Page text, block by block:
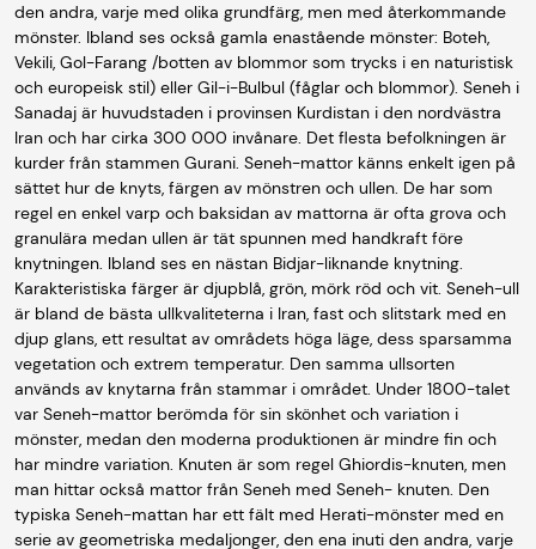
den andra, varje med olika grundfärg, men med återkommande
mönster. Ibland ses också gamla enastående mönster: Boteh,
Vekili, Gol-Farang /botten av blommor som trycks i en naturistisk
och europeisk stil) eller Gil-i-Bulbul (fåglar och blommor). Seneh i
Sanadaj är huvudstaden i provinsen Kurdistan i den nordvästra
Iran och har cirka 300 000 invånare. Det flesta befolkningen är
kurder från stammen Gurani. Seneh-mattor känns enkelt igen på
sättet hur de knyts, färgen av mönstren och ullen. De har som
regel en enkel varp och baksidan av mattorna är ofta grova och
granulära medan ullen är tät spunnen med handkraft före
knytningen. Ibland ses en nästan Bidjar-liknande knytning.
Karakteristiska färger är djupblå, grön, mörk röd och vit. Seneh-ull
är bland de bästa ullkvaliteterna i Iran, fast och slitstark med en
djup glans, ett resultat av områdets höga läge, dess sparsamma
vegetation och extrem temperatur. Den samma ullsorten
används av knytarna från stammar i området. Under 1800-talet
var Seneh-mattor berömda för sin skönhet och variation i
mönster, medan den moderna produktionen är mindre fin och
har mindre variation. Knuten är som regel Ghiordis-knuten, men
man hittar också mattor från Seneh med Seneh- knuten. Den
typiska Seneh-mattan har ett fält med Herati-mönster med en
serie av geometriska medaljonger, den ena inuti den andra, varje